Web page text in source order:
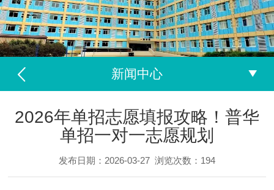
新闻中心
2026年单招志愿填报攻略！普华
单招一对一志愿规划
发布日期：2026-03-27 浏览次数： 194